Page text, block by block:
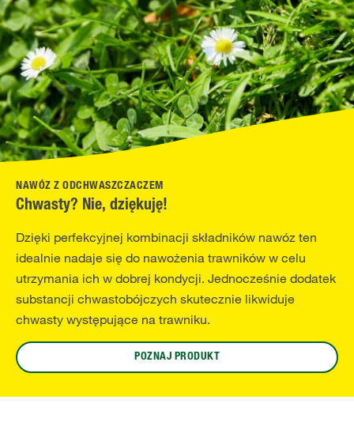
NAWÓZ Z ODCHWASZCZACZEM
Chwasty? Nie, dziękuję!
Dzięki perfekcyjnej kombinacji składników nawóz ten
idealnie nadaje się do nawożenia trawników w celu
utrzymania ich w dobrej kondycji. Jednocześnie dodatek
substancji chwastobójczych skutecznie likwiduje
chwasty występujące na trawniku.
POZNAJ PRODUKT